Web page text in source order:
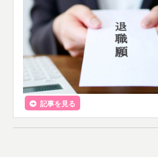
記事を見る